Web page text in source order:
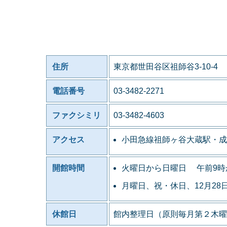
住所 東京都世田谷区祖師谷3-10-4
電話番号 03-3482-2271
ファクシミリ 03-3482-4603
アクセス 小田急線祖師ヶ谷大蔵駅・
開館時間 火曜日から日曜日 午前9時
月曜日、祝・休日、12月
休館日 館内整理日（原則毎月第２木